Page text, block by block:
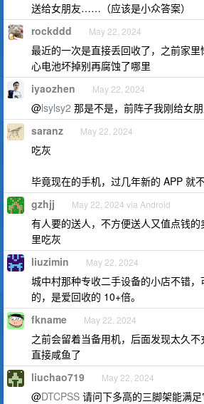
送给女朋友……（应该是小众答案）
rockddd May 22, 2024
最近的一次是直接丢回收了，之前家
心电池坏掉别再腐蚀了哪里
iyaozhen May 22, 2024
@lsylsy2 那是不是，前阵子我刚给女
saranz May 22, 2024
吃灰
毕竟现在的手机，过几年新的 APP 就
gzhjj May 22, 2024 via Android
有人要的送人，不方便送人又值点钱
里吃灰
liuzimin May 22, 2024
城中村那种专收二手设备的小店不错
的，是爱回收的 10+倍。
fkname May 22, 2024
之前会留着当备用机，后面发现太久
直接咸鱼了
liuchao719 May 22, 2024
@DTCPSS 请问下多高的三脚架能满